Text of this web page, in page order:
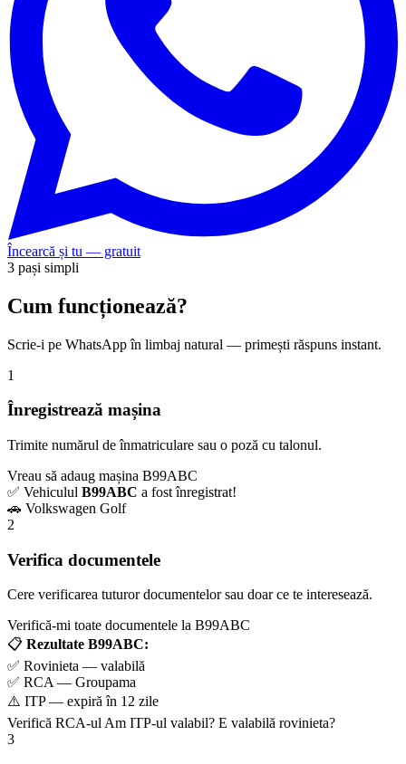
Încearcă și tu — gratuit
3 pași simpli
Cum funcționează?
Scrie-i pe WhatsApp în limbaj natural — primești răspuns instant.
1
Înregistrează mașina
Trimite numărul de înmatriculare sau o poză cu talonul.
Vreau să adaug mașina B99ABC
✅ Vehiculul B99ABC a fost înregistrat!
🚗 Volkswagen Golf
2
Verifica documentele
Cere verificarea tuturor documentelor sau doar ce te interesează.
Verifică-mi toate documentele la B99ABC
📋 Rezultate B99ABC:
✅ Rovinieta — valabilă
✅ RCA — Groupama
⚠️ ITP — expiră în 12 zile
Verifică RCA-ulAm ITP-ul valabil? E valabilă rovinieta?
3